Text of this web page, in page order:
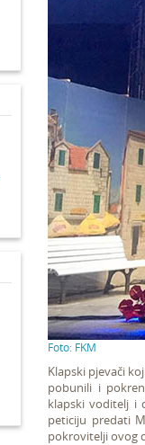
Foto: FKM
Klapski pjevači
pobunili i
klapski voditelj i
peticiju predati
pokrovitelji ovog